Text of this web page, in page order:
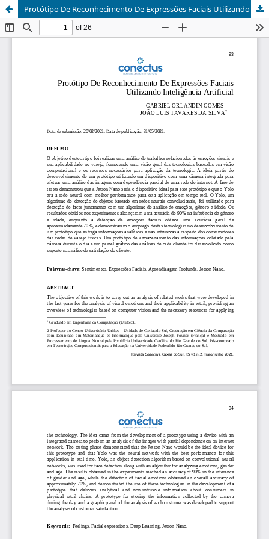
Protótipo De Reconhecimento De Expressões Faciais Utilizando Inteligência Artificial